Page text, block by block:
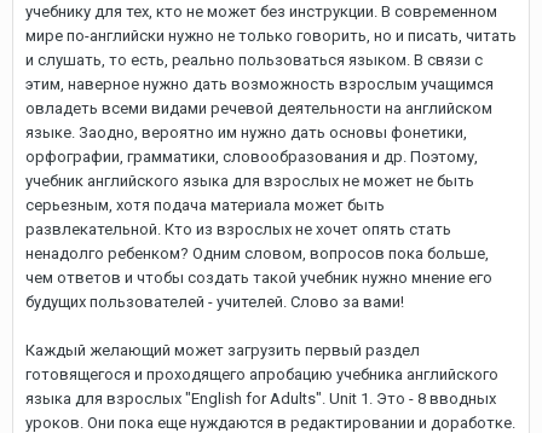
учебнику для тех, кто не может без инструкции. В современном
мире по-английски нужно не только говорить, но и писать, читать
и слушать, то есть, реально пользоваться языком. В связи с
этим, наверное нужно дать возможность взрослым учащимся
овладеть всеми видами речевой деятельности на английском
языке. Заодно, вероятно им нужно дать основы фонетики,
орфографии, грамматики, словообразования и др. Поэтому,
учебник английского языка для взрослых не может не быть
серьезным, хотя подача материала может быть
развлекательной. Кто из взрослых не хочет опять стать
ненадолго ребенком? Одним словом, вопросов пока больше,
чем ответов и чтобы создать такой учебник нужно мнение его
будущих пользователей - учителей. Слово за вами!
Каждый желающий может загрузить первый раздел
готовящегося и проходящего апробацию учебника английского
языка для взрослых "English for Adults". Unit 1. Это - 8 вводных
уроков. Они пока еще нуждаются в редактировании и доработке.